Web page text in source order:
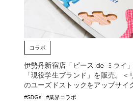
コラボ
伊勢丹新宿店「ピース de ミライ
「現役学生ブランド」を販売。
のユーズドストックをアップサイ
#SDGs #業界コラボ